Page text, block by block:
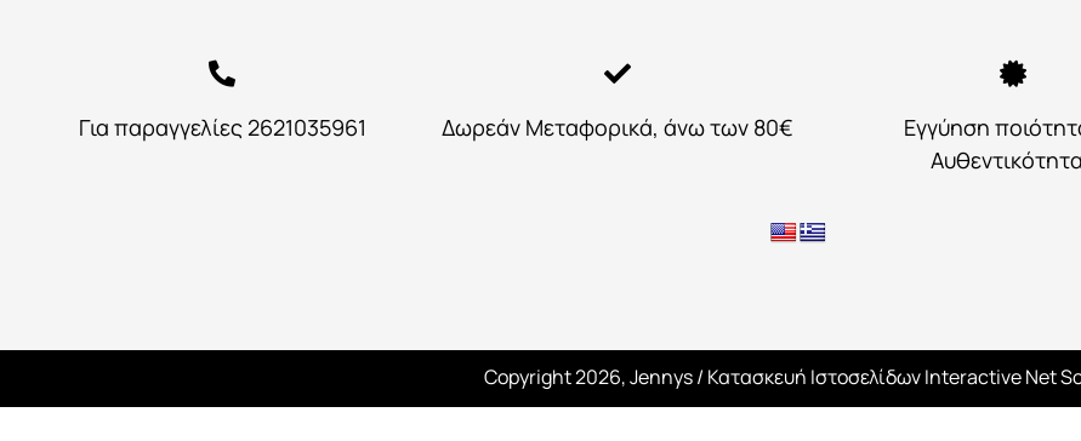
Για παραγγελίες 2621035961 Δωρεάν Μεταφορικά, άνω των 80€
Εγγύηση
Copyright 2026, Jennys/ Κατασκευή ΙστοσελίδωνInteractive Net